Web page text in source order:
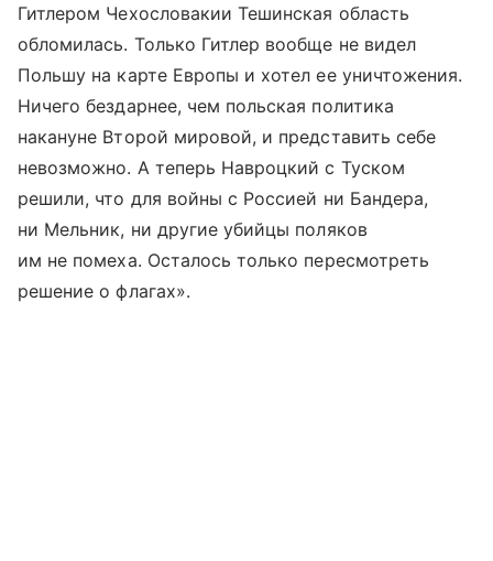
Гитлером Чехословакии Тешинская область
обломилась. Только Гитлер вообще не видел
Польшу на карте Европы и хотел ее уничтожения.
Ничего бездарнее, чем польская политика
накануне Второй мировой, и представить себе
невозможно. А теперь Навроцкий с Туском
решили, что для войны с Россией ни Бандера,
ни Мельник, ни другие убийцы поляков
им не помеха. Осталось только пересмотреть
решение о флагах».